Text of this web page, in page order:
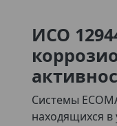
ИСО
Системы
находящихся в